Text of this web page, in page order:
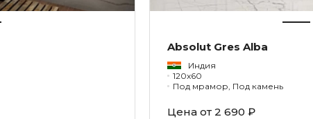
Absolut Gres Alba
Индия
120x60
Под мрамор, Под камень
Цена от 2 690 ₽